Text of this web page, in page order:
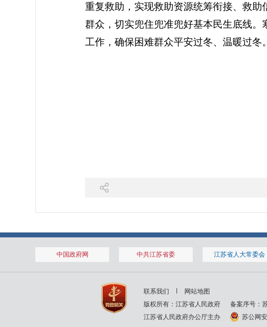
重复救助，实现救助资源统筹衔接、救
群众，切实兜住兜准兜好基本民生底线
工作，确保困难群众平安过冬、温暖过冬。
中国政府网 中共江苏省委 江苏省人大常委会
联系我们
网站地图
版权所有：江苏省人民政府
备案序号：
江苏省人民政府办公厅主办
苏公网